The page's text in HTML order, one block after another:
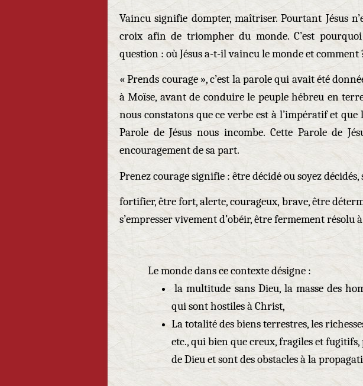
Vaincu signifie dompter, maîtriser. Pourtant Jésus
croix afin de triompher du monde. C’est
question : où Jésus a-t-il vaincu le monde et comment
« Prends courage », c’est la parole qui avait été
à Moïse, avant de conduire le peuple hébreu en
nous constatons que ce verbe est à l’impératif et
Parole de Jésus nous incombe. Cette Parole de
encouragement de sa part.
Prenez courage signifie : être décidé ou soyez décidés,
fortifier, être fort, alerte, courageux, brave, être
s’empresser vivement d’obéir, être fermement résolu
Le monde dans ce contexte désigne :
la multitude sans Dieu, la masse des
qui sont hostiles à Christ,
La totalité des biens terrestres, les
etc., qui bien que creux, fragiles et
de Dieu et sont des obstacles à la